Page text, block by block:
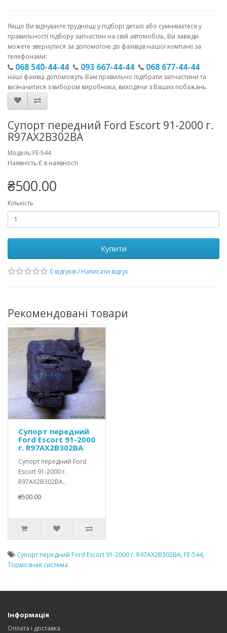
Якщо Ви відчуваєте труднощі у підборі деталі або сумніваєтеся у
правильності підбору запчастин на свій автомобіль, Ви завжди
можете звернутися за допомогою до фахівців нашої компанії за
телефонами:
068 540-44-44 093 667-44-44 068 677-44-44
наші фахівці допоможуть Вам правильно підібрати запчастини та
визначитися з вибором виробника, виходячи з Ваших побажань.
Супорт передний Ford Escort 91-2000 г.
R97AX2B302BA
Модель:FE-544
Наявність:Є в наявності
₴500.00
Кількість
Купити
0 відгуків/ Написати відгук
Рекомендовані товари
Супорт передний
Ford Escort 91-2000
г. R97AX2B302BA
Супорт передний Ford
Escort 91-2000 г.
R97AX2B302BA..
₴500.00
Супорт передний Ford Escort 91-2000 г. R97AX2B302BA, FE-544,
Тормозная система
Інформація
Оплата і доставка